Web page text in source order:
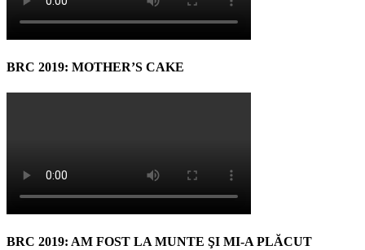
BRC 2019: MOTHER’S CAKE
BRC 2019: AM FOST LA MUNTE ŞI MI-A PLĂCUT